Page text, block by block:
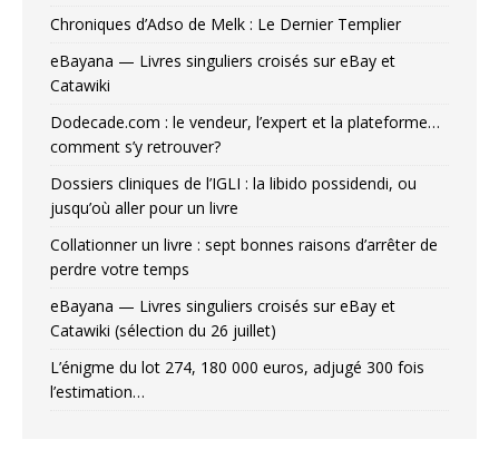
Chroniques d’Adso de Melk : Le Dernier Templier
eBayana — Livres singuliers croisés sur eBay et
Catawiki
Dodecade.com : le vendeur, l’expert et la plateforme…
comment s’y retrouver?
Dossiers cliniques de l’IGLI : la libido possidendi, ou
jusqu’où aller pour un livre
Collationner un livre : sept bonnes raisons d’arrêter de
perdre votre temps
eBayana — Livres singuliers croisés sur eBay et
Catawiki (sélection du 26 juillet)
L’énigme du lot 274, 180 000 euros, adjugé 300 fois
l’estimation…